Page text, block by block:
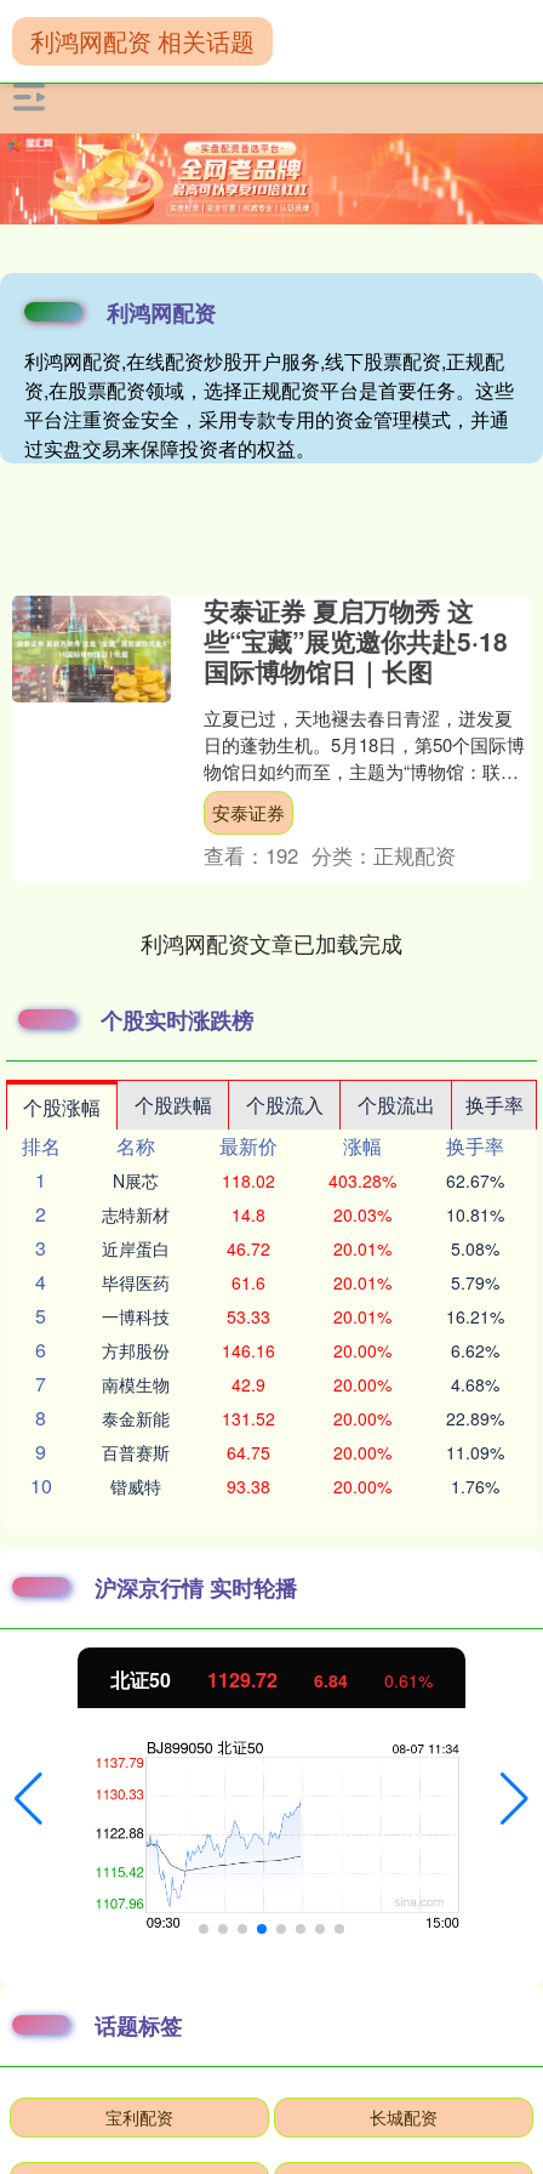
利鸿网配资
利鸿网配资,在线配资炒股开户服务,线下股票配资,正规配
资,在股票配资领域，选择正规配资平台是首要任务。这些
平台注重资金安全，采用专款专用的资金管理模式，并通
过实盘交易来保障投资者的权益。
利鸿网配资 相关话题
安泰证券 夏启万物秀 这
些“宝藏”展览邀你共赴5·18
国际博物馆日｜长图
立夏已过，天地褪去春日青涩，迸发夏
日的蓬勃生机。5月18日，第50个国际博
物馆日如约而至，主题为“博物馆：联结
世界的桥梁”。《2025年度川渝博物馆事
业发展报告....
安泰证券
查看： 192 分类： 正规配资
利鸿网配资文章已加载完成
个股实时涨跌榜
个股涨幅 个股跌幅 个股流入 个股流出
换手率
排名
名称 最新价 涨幅
换手率
1
N展芯 118.02 403.28% 62.67%
2 志特新材 14.8 20.03% 10.81%
3 近岸蛋白 46.72 20.01% 5.08%
4 毕得医药 61.6 20.01% 5.79%
5 一博科技 53.33 20.01% 16.21%
6 方邦股份 146.16 20.00% 6.62%
7 南模生物 42.9 20.00% 4.68%
8 泰金新能 131.52 20.00% 22.89%
9 百普赛斯 64.75 20.00% 11.09%
10 锴威特 93.38 20.00% 1.76%
沪深京行情 实时轮播
北证50 1129.72 6.84 0.61%
话题标签
宝利配资 长城配资